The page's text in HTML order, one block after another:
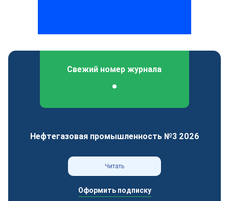
Свежий номер журнала
Нефтегазовая промышленность №3 2026
Читать
Оформить подписку